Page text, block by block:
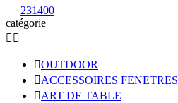
231400
catégorie
 
OUTDOOR
ACCESSOIRES FENETRES
ART DE TABLE